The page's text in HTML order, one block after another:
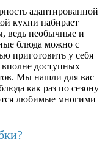
адаптированной
кухни набирает
ведь необычные и
блюда можно с
приготовить у себя
вполне доступных
Мы нашли для вас
как раз по сезону
любимые многими